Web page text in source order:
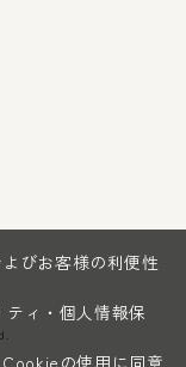
びお客様の利便性
ティ・個人情報保